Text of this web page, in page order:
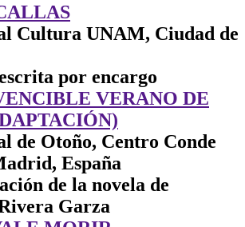
Cultura UNAM, Ciudad de
por encargo
VERANO DE
de Otoño, Centro Conde
España
de la novela de
Garza